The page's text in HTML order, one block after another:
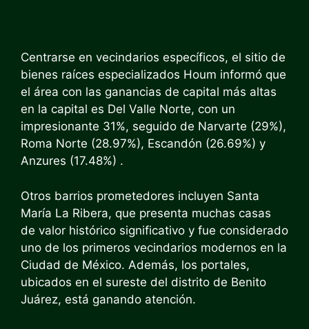
Centrarse en vecindarios específicos, el sitio de
bienes raíces especializados Houm informó que
el área con las ganancias de capital más altas
en la capital es Del Valle Norte, con un
impresionante 31%, seguido de Narvarte (29%),
Roma Norte (28.97%), Escandón (26.69%) y
Anzures (17.48%) .
Otros barrios prometedores incluyen Santa
María La Ribera, que presenta muchas casas
de valor histórico significativo y fue considerado
uno de los primeros vecindarios modernos en la
Ciudad de México. Además, los portales,
ubicados en el sureste del distrito de Benito
Juárez, está ganando atención.